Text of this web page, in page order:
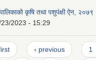
कृषि तथा पशुपंक्षी ऐन, २०७९
2023 - 15:29
‹ previous 1